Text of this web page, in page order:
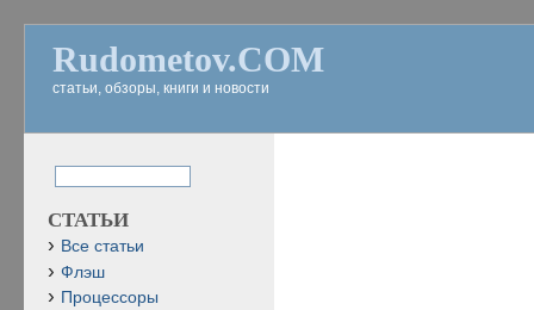
Rudometov.COM
статьи, обзоры, книги и новости
СТАТЬИ
Все статьи
Флэш
Процессоры